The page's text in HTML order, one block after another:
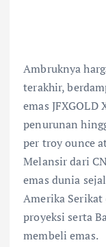
Ambruknya
terakhir,
emas
penurunan
per troy ounce
Melansir dari
emas dunia
Amerika Serikat
proyeksi serta
membeli emas.